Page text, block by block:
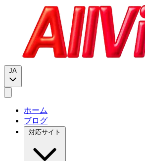
JA
ホーム
ブログ
対応サイト